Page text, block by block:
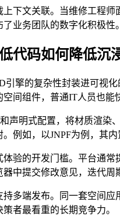
下文关联。当维修工程
业务团队的数字化积极
代码如何降低沉
引擎的复杂性封装进可视
间组件，普通IT人员也能
声明式配置，将材质渲染
例如，以JNPF为例，其
验的开发门槛。平台通
中提交修改意见，迭代周
多端发布。同一套空间
者最看重的长期竞争力。